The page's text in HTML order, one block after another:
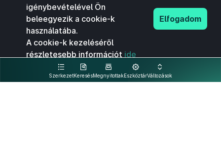
SzerkezetKeresésMegnyitottakEszköztárVáltozások
igénybevételével Ön
beleegyezik a cookie-k
használatába.
A cookie-k kezeléséről
részletesebb információt ide
kattintva olvashat.
Elfogadom